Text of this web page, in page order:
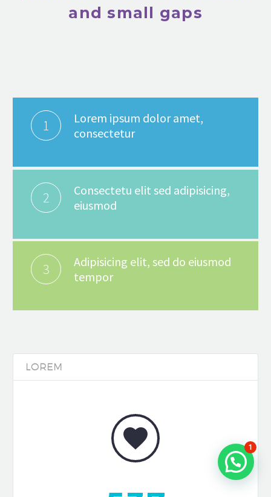
and small gaps
1
Lorem ipsum dolor amet,
consectetur
2
Consectetu elit sed adipisicing,
eiusmod
3
Adipisicing elit, sed do eiusmod
tempor
LOREM

 1